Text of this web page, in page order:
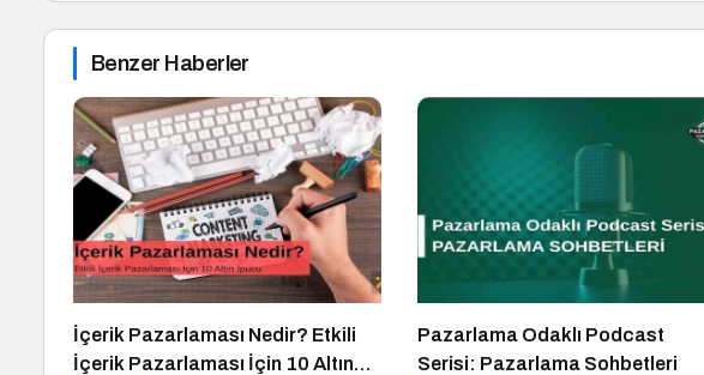
Benzer Haberler
İçerik Pazarlaması Nedir? Etkili
İçerik Pazarlaması İçin 10 Altın
Pazarlama Odaklı Podcast
Serisi: Pazarlama Sohbetleri